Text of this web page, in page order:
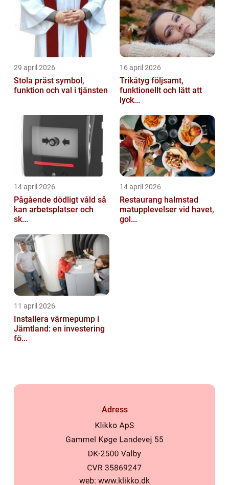
29 april 2026
Stola präst symbol,
funktion och val i tjänsten
16 april 2026
Trikåtyg följsamt,
funktionellt och lätt att
lyck...
14 april 2026
Pågående dödligt våld så
kan arbetsplatser och
sk...
14 april 2026
Restaurang halmstad
matupplevelser vid havet,
gol...
11 april 2026
Installera värmepump i
Jämtland: en investering
fö...
Adress
web: www.klikko.dk